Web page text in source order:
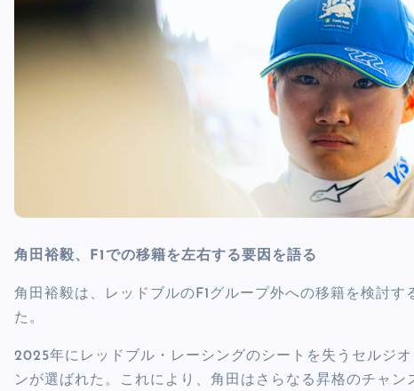
角田裕毅、F1での移籍を左右する要因を語る
角田裕毅は、レッドブルのF1グループ外への移籍を検討
た。
2025年にレッドブル・レーシングのシートを失うセルジ
ンが選ばれた。これにより、角田はさらなる昇格のチャ